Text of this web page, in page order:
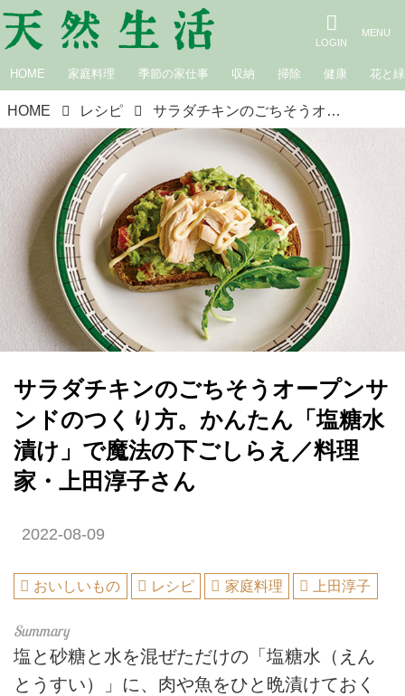
HOME 家庭料理 季節の家仕事 収納 掃除 健康 花と緑
HOME レシピ サラダチキンのごちそうオープンサンドのつくり方。かんたん「塩糖水漬け」で魔法の下ごしらえ／料理家・上田淳子さん
サラダチキンのごちそうオープンサ
ンドのつくり方。かんたん「塩糖水
漬け」で魔法の下ごしらえ／料理
家・上田淳子さん
2022-08-09
おいしいもの レシピ 家庭料理 上田淳子
塩と砂糖と水を混ぜただけの「塩糖水（えん
とうすい）」に、肉や魚をひと晩漬けておく